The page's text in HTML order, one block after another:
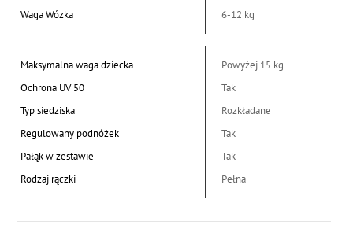
Waga Wózka
6-12 kg
Maksymalna waga dziecka
Powyżej 15 kg
Ochrona UV 50
Tak
Typ siedziska
Rozkładane
Regulowany podnóżek
Tak
Pałąk w zestawie
Tak
Rodzaj rączki
Pełna